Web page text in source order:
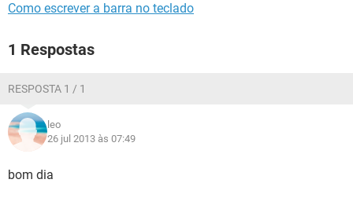
Como escrever a barra no teclado
1 Respostas
RESPOSTA 1 / 1
leo
26 jul 2013 às 07:49
bom dia